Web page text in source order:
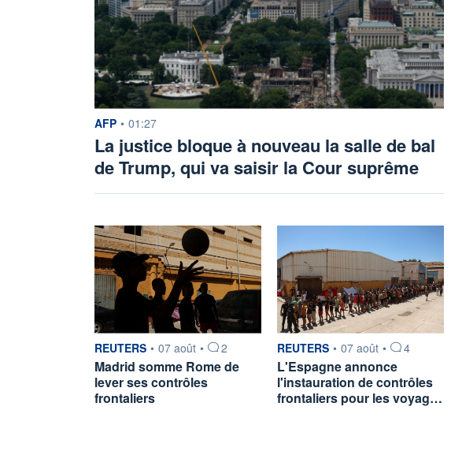
information fournie par
AFP • 01:27
La justice bloque à nouveau la salle de bal
de Trump, qui va saisir la Cour suprême
information fournie par
REUTERS • 07 août • 2
Madrid somme Rome de
lever ses contrôles
frontaliers
information fournie par
REUTERS • 07 août • 4
L'Espagne annonce
l'instauration de contrôles
frontaliers pour les voyag…